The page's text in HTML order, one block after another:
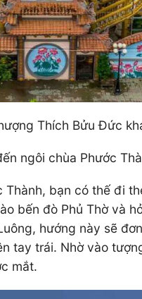
Thích Bửu Đức
ngôi chùa Phước
bạn có thế đi
bến đò Phủ Thờ và
hướng này sẽ
tay trái. Nhờ vào
mắt.